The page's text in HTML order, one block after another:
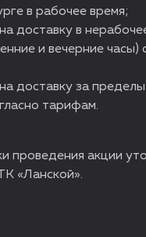
в рабочее время;
доставку в
и вечерние часы)
доставку за
тарифам.
проведения акции
«Ланской».